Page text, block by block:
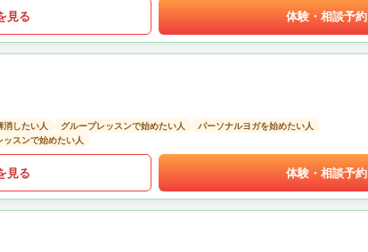
見る 体験・相談予約
消したい人 グループレッスンで始めたい人
パーソナルヨガを始めたい人
ッスンで始めたい人
見る 体験・相談予約